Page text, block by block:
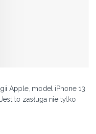
Apple, model iPhone 13
to zasługa nie tylko